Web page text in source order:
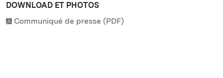
DOWNLOAD ET PHOTOS
Communiqué de presse (PDF)